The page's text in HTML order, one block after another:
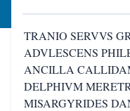
TRANIO SERVVS
ADVLESCENS
ANCILLA
DELPHIVM
MISARGYRIDES